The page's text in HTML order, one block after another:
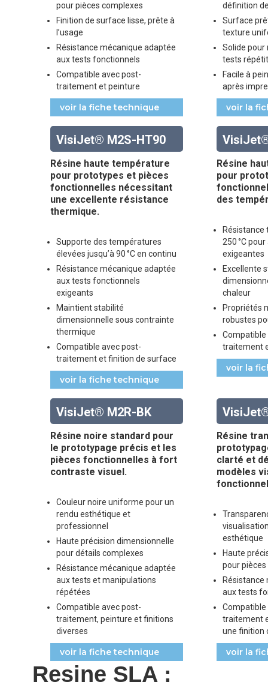
pour pièces complexes
Finition de surface lisse, prête à
l’usage
Résistance mécanique adaptée
aux tests fonctionnels
Compatible avec post-
traitement et peinture
voir la fiche technique
définition
Surface
texture
Solide
tests
Facile à
après
voir la
VisiJet® M2S-HT90
Résine haute température
pour prototypes et pièces
fonctionnelles nécessitant
une excellente résistance
thermique.
Supporte des températures
élevées jusqu’à 90 °C en continu
Résistance mécanique adaptée
aux tests fonctionnels
exigeants
Maintient stabilité
dimensionnelle sous contrainte
thermique
Compatible avec post-
traitement et finition de surface
voir la fiche technique
Résine
pour
des
Résistance
250 °C
exigeantes
Excellente
chaleur
Propriétés
robustes
traitement
voir la
VisiJet® M2R-BK
Résine noire standard pour
le prototypage précis et les
pièces fonctionnelles à fort
contraste visuel.
Couleur noire uniforme pour un
rendu esthétique et
professionnel
Haute précision dimensionnelle
pour détails complexes
Résistance mécanique adaptée
aux tests et manipulations
répétées
Compatible avec post-
traitement, peinture et finitions
diverses
voir la fiche technique
Résine
clarté et
modèles
esthétique
Haute
pour
Résistance
aux tests
traitement
une finition
voir la
Resine SLA :